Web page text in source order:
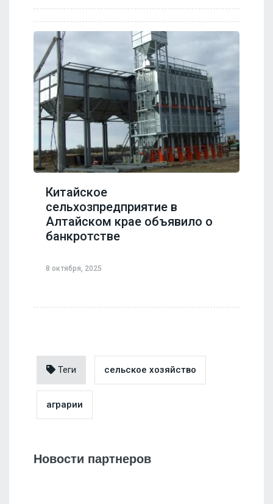
Китайское
сельхозпредприятие в
Алтайском крае объявило о
банкротстве
8 октября, 2025
Теги сельское хозяйство
аграрии
Новости партнеров